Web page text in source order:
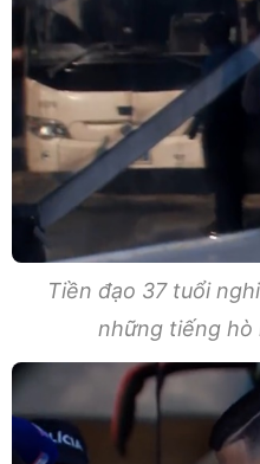
Tiền đạo 37 tuổi
những tiếng hò